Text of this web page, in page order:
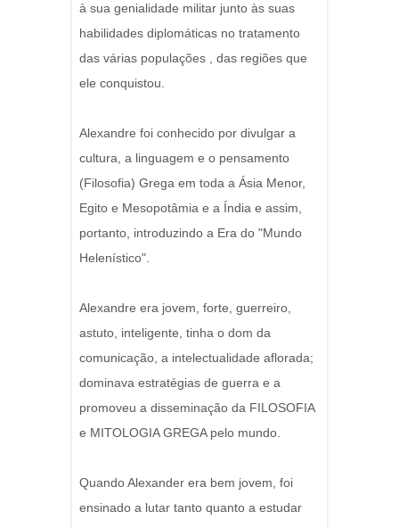
à sua genialidade militar junto às suas
habilidades diplomáticas no tratamento
das várias populações , das regiões que
ele conquistou.
Alexandre foi conhecido por divulgar a
cultura, a linguagem e o pensamento
(Filosofia) Grega em toda a Ásia Menor,
Egito e Mesopotâmia e a Índia e assim,
portanto, introduzindo a Era do "Mundo
Helenístico".
Alexandre era jovem, forte, guerreiro,
astuto, inteligente, tinha o dom da
comunicação, a intelectualidade aflorada;
dominava estratégias de guerra e a
promoveu a disseminação da FILOSOFIA
e MITOLOGIA GREGA pelo mundo.
Quando Alexander era bem jovem, foi
ensinado a lutar tanto quanto a estudar